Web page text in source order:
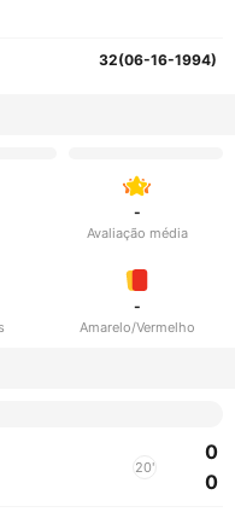
32(06-16-1994)
-
Avaliação média
-
Amarelo/Vermelho
20'
0
0